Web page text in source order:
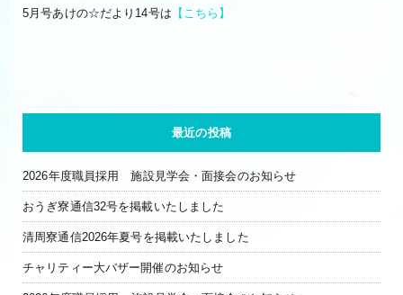
5月号あけの☆だより14号は 【こちら】
最近の投稿
2026年度職員採用 施設見学会・面接会のお知らせ
おうぎ寮通信32号を掲載いたしました
清周寮通信2026年夏号を掲載いたしました
チャリティー大バザー開催のお知らせ